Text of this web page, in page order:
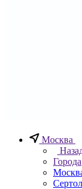
Москва
Города